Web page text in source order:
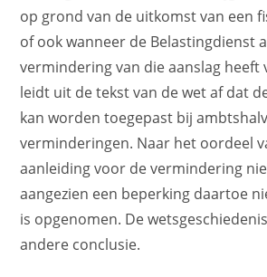
op grond van de uitkomst van een
of ook wanneer de Belastingdienst
vermindering van die aanslag heeft
leidt uit de tekst van de wet af dat
kan worden toegepast bij
verminderingen. Naar het oordeel
aanleiding voor de vermindering
aangezien een beperking daartoe
is opgenomen. De
andere conclusie.